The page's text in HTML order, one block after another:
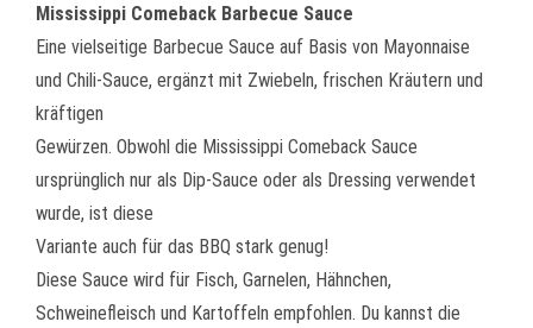
Mississippi Comeback Barbecue Sauce
Eine vielseitige Barbecue Sauce auf Basis von Mayonnaise
und Chili-Sauce, ergänzt mit Zwiebeln, frischen Kräutern und
kräftigen
Gewürzen. Obwohl die Mississippi Comeback Sauce
ursprünglich nur als Dip-Sauce oder als Dressing verwendet
wurde, ist diese
Variante auch für das BBQ stark genug!
Diese Sauce wird für Fisch, Garnelen, Hähnchen,
Schweinefleisch und Kartoffeln empfohlen. Du kannst die